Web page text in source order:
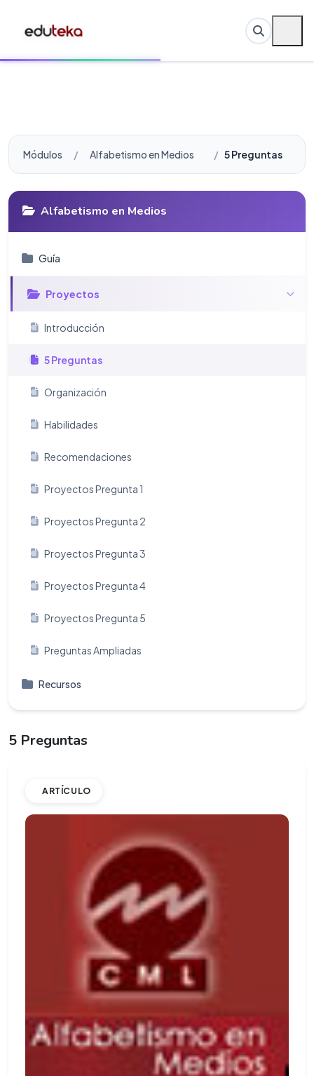
Módulos Alfabetismo en Medios 5 Preguntas
Alfabetismo en Medios
Guí­a
Proyectos
Introducción
5 Preguntas
Organización
Habilidades
Recomendaciones
Proyectos Pregunta 1
Proyectos Pregunta 2
Proyectos Pregunta 3
Proyectos Pregunta 4
Proyectos Pregunta 5
Preguntas Ampliadas
Recursos
5 Preguntas
ARTÍCULO